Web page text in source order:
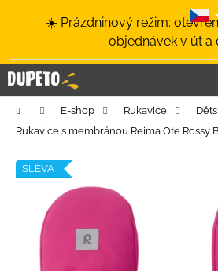
☀️ Prázdninový režim:
objednávek v út a
Domů E-shop Rukavice
Rukavice s membránou Reima Ote Rossy
SLEVA
í
k C
o
p
t